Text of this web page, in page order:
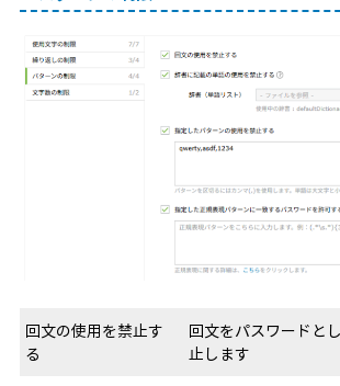
回文の使用を禁止す
る
回文をパスワードと
止します